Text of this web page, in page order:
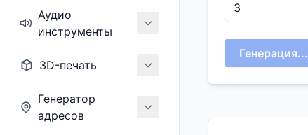
Аудио
инструменты
3D-печать
Генератор
адресов
Генерация...